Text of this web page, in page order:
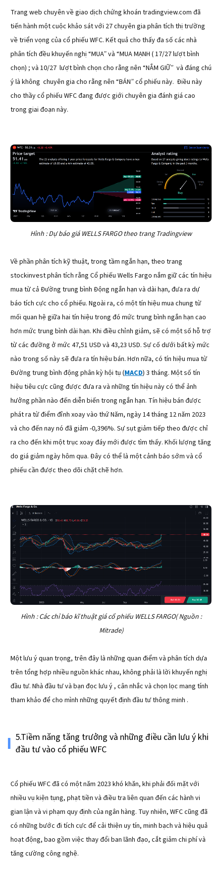
Trang web chuyên về giao dịch chứng khoán tradingview.com đã
tiến hành một cuộc khảo sát với 27 chuyên gia phân tích thị trường
về triển vọng của cổ phiếu WFC. Kết quả cho thấy đa số các nhà
phân tích đều khuyến nghị “MUA” và “MUA MẠNH ( 17/27 lượt bình
chọn) ; và 10/27 lượt bình chọn cho rằng nên “NẮM GIỮ” và đáng chú
ý là không chuyên gia cho rằng nên “BÁN” cổ phiếu này. Điều này
cho thầy cổ phiếu WFC đang được giới chuyên gia đánh giá cao
trong giai đoạn này.
Hình : Dự báo giá WELLS FARGO theo trang Tradingview
Về phần phân tích kỹ thuật, trong tầm ngắn hạn, theo trang
stockinvest phân tích rằng Cổ phiếu Wells Fargo nắm giữ các tín hiệu
mua từ cả Đường trung bình Động ngắn hạn và dài hạn, đưa ra dự
báo tích cực cho cổ phiếu. Ngoài ra, có một tín hiệu mua chung từ
mối quan hệ giữa hai tín hiệu trong đó mức trung bình ngắn hạn cao
hơn mức trung bình dài hạn. Khi điều chỉnh giảm, sẽ có một số hỗ trợ
từ các đường ở mức 47,51 USD và 43,23 USD. Sự cố dưới bất kỳ mức
nào trong số này sẽ đưa ra tín hiệu bán. Hơn nữa, có tín hiệu mua từ
Đường trung bình động phân kỳ hội tụ (MACD) 3 tháng. Một số tín
hiệu tiêu cực cũng được đưa ra và những tín hiệu này có thể ảnh
hưởng phần nào đến diễn biến trong ngắn hạn. Tín hiệu bán được
phát ra từ điểm đỉnh xoay vào thứ Năm, ngày 14 tháng 12 năm 2023
và cho đến nay nó đã giảm -0,396%. Sự sụt giảm tiếp theo được chỉ
ra cho đến khi một trục xoay đáy mới được tìm thấy. Khối lượng tăng
do giá giảm ngày hôm qua. Đây có thể là một cảnh báo sớm và cổ
phiếu cần được theo dõi chặt chẽ hơn.
Hình : Các chỉ báo kĩ thuật giá cổ phiếu WELLS FARGO( Nguồn :
Mitrade)
Một lưu ý quan trọng, trên đây là những quan điểm và phân tích dựa
trên tổng hợp nhiều nguồn khác nhau, không phải là lời khuyến nghị
đầu tư. Nhà đầu tư và bạn đọc lưu ý , cân nhắc và chọn lọc mang tính
tham khảo để cho mình những quyết định đầu tư thông minh .
5.Tiềm năng tăng trưởng và những điều cần lưu ý khi
đầu tư vào cổ phiếu WFC
Cổ phiếu WFC đã có một năm 2023 khó khăn, khi phải đối mặt với
nhiều vụ kiện tụng, phạt tiền và điều tra liên quan đến các hành vi
gian lận và vi phạm quy định của ngân hàng. Tuy nhiên, WFC cũng đã
có những bước đi tích cực để cải thiện uy tín, minh bạch và hiệu quả
hoạt động, bao gồm việc thay đổi ban lãnh đạo, cắt giảm chi phí và
tăng cường công nghệ.